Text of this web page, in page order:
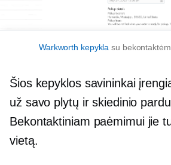
Warkworth kepykla su
Šios kepyklos savininkai
už savo plytų ir skiedinio
Bekontaktiniam paėmimui jie
vietą.